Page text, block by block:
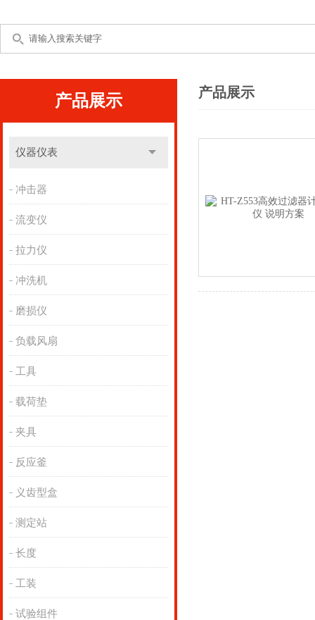
产品展示
仪器仪表
冲击器
流变仪
拉力仪
冲洗机
磨损仪
负载风扇
工具
载荷垫
夹具
反应釜
义齿型盒
测定站
长度
工装
试验组件
产品展示